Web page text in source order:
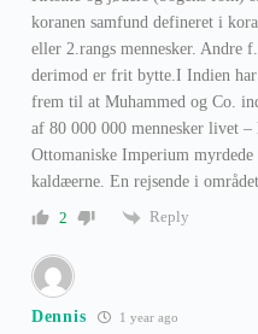
koranen samfund defineret i
eller 2.rangs mennesker. Andre
derimod er frit bytte.I Indien
frem til at Muhammed og Co.
af 80 000 000 mennesker livet
Ottomaniske Imperium myrdede
kaldæerne. En rejsende i området
2
Reply
Dennis 1 year ago